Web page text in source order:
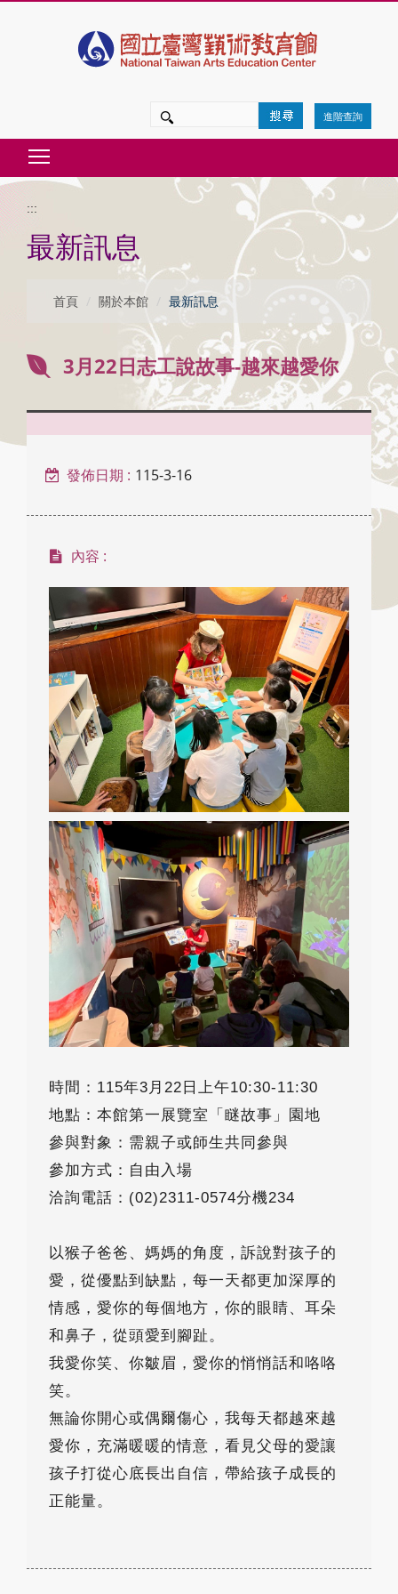
容
區
塊
進階查詢
:::
最新訊息
首頁 關於本館 最新訊息
3月22日志工說故事-越來越愛你
發佈日期 : 115-3-16
內容 :
時間：115年3月22日上午10:30-11:30
地點：本館第一展覽室「瞇故事」園地
參與對象：需親子或師生共同參與
參加方式：自由入場
洽詢電話：(02)2311-0574分機234
以猴子爸爸、媽媽的角度，訴說對孩子的
愛，從優點到缺點，每一天都更加深厚的
情感，愛你的每個地方，你的眼睛、耳朵
和鼻子，從頭愛到腳趾。
我愛你笑、你皺眉，愛你的悄悄話和咯咯
笑。
無論你開心或偶爾傷心，我每天都越來越
愛你，充滿暖暖的情意，看見父母的愛讓
孩子打從心底長出自信，帶給孩子成長的
正能量。